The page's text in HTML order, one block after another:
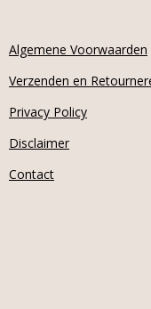
Algemene Voorwaarden
Verzenden en
Privacy Policy
Disclaimer
Contact